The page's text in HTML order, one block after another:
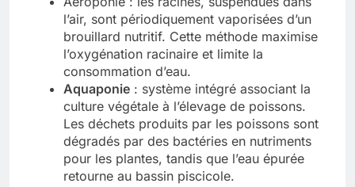
l’air, sont périodiquement vaporisées d’un
brouillard nutritif. Cette méthode maximise
l’oxygénation racinaire et limite la
consommation d’eau.
Aquaponie : système intégré associant la
culture végétale à l’élevage de poissons.
Les déchets produits par les poissons sont
dégradés par des bactéries en nutriments
pour les plantes, tandis que l’eau épurée
retourne au bassin piscicole.